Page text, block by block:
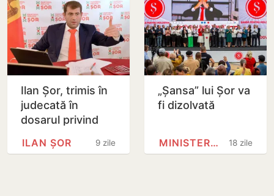
Ilan Șor, trimis în
judecată în
dosarul privind
de milioane de9 zile
ILAN ȘOR
„Șansa” lui Șor va
fi dizolvată
18 zile
MINISTERULUI JUSTIȚIEI